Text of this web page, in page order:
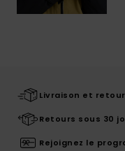
Livraison et
Retours sous 30
Rejoignez le